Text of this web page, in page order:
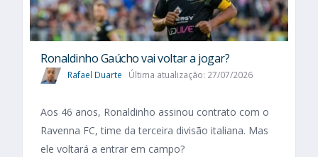
Ronaldinho Gaúcho vai voltar a jogar?
Rafael Duarte Última atualização: 27/07/2026
Aos 46 anos, Ronaldinho assinou contrato com o
Ravenna FC, time da terceira divisão italiana. Mas
ele voltará a entrar em campo?